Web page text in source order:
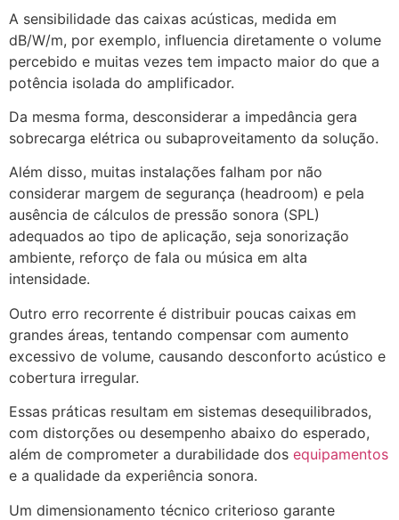
A sensibilidade das caixas acústicas, medida em
dB/W/m, por exemplo, influencia diretamente o volume
percebido e muitas vezes tem impacto maior do que a
potência isolada do amplificador.
Da mesma forma, desconsiderar a impedância gera
sobrecarga elétrica ou subaproveitamento da solução.
Além disso, muitas instalações falham por não
considerar margem de segurança (headroom) e pela
ausência de cálculos de pressão sonora (SPL)
adequados ao tipo de aplicação, seja sonorização
ambiente, reforço de fala ou música em alta
intensidade.
Outro erro recorrente é distribuir poucas caixas em
grandes áreas, tentando compensar com aumento
excessivo de volume, causando desconforto acústico e
cobertura irregular.
Essas práticas resultam em sistemas desequilibrados,
com distorções ou desempenho abaixo do esperado,
além de comprometer a durabilidade dos equipamentos
e a qualidade da experiência sonora.
Um dimensionamento técnico criterioso garante